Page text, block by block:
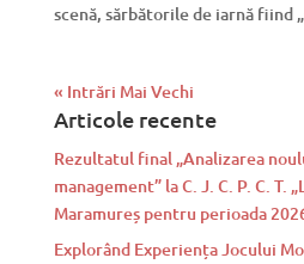
scenă, sărbătorile de iarnă fiind
« Intrări Mai Vechi
Articole recente
Rezultatul final „Analizarea
management” la C. J. C. P. C. T.
Maramureș pentru perioada
Explorând Experiența Jocului